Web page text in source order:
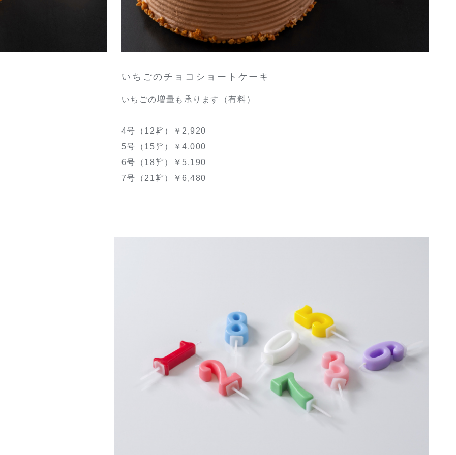
いちごのチョコショートケーキ
いちごの増量も承ります（有料）
4号（12㌢）￥2,920
5号（15㌢）￥4,000
6号（18㌢）￥5,190
7号（21㌢）￥6,480